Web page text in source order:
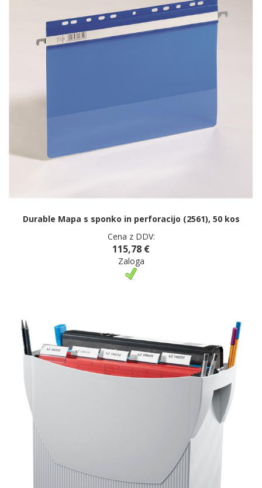
Durable Mapa s sponko in perforacijo (2561), 50 kos
Cena z DDV:
115,78 €
Zaloga